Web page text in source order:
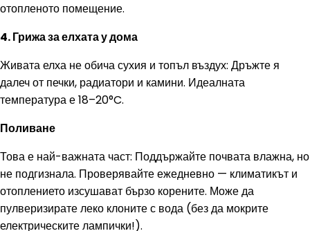
отопленото помещение.
4. Грижа за елхата у дома
Живата елха не обича сухия и топъл въздух: Дръжте я
далеч от печки, радиатори и камини. Идеалната
температура е 18–20°C.
Поливане
Това е най-важната част: Поддържайте почвата влажна, но
не подгизнала. Проверявайте ежедневно — климатикът и
отоплението изсушават бързо корените. Може да
пулверизирате леко клоните с вода (без да мокрите
електрическите лампички!).